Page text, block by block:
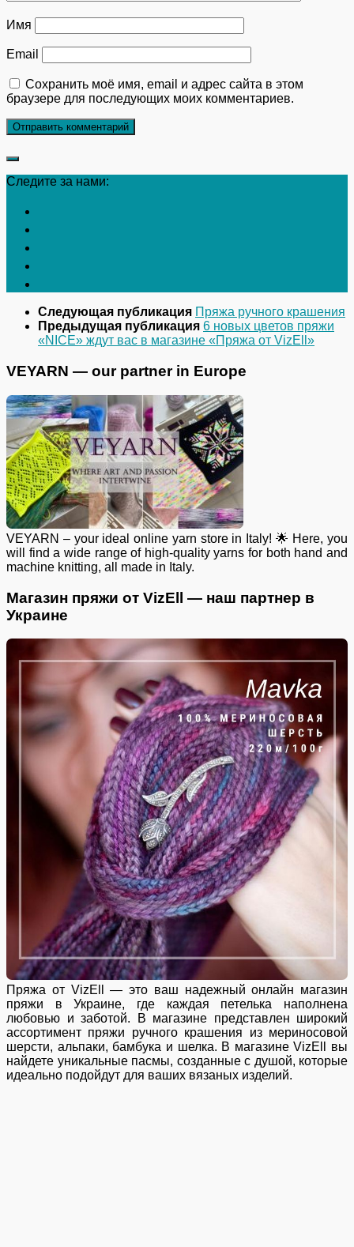
Имя
Email
Сохранить моё имя, email и адрес сайта в этом
браузере для последующих моих комментариев.
Следите за нами:
Следующая публикация Пряжа ручного крашения
Предыдущая публикация 6 новых цветов пряжи
«NICE» ждут вас в магазине «Пряжа от VizEll»
VEYARN — our partner in Europe
VEYARN – your ideal online yarn store in Italy! 🌟 Here, you
will find a wide range of high-quality yarns for both hand and
machine knitting, all made in Italy.
Магазин пряжи от VizEll — наш партнер в
Украине
Пряжа от VizEll — это ваш надежный онлайн магазин
пряжи в Украине, где каждая петелька наполнена
любовью и заботой. В магазине представлен широкий
ассортимент пряжи ручного крашения из мериносовой
шерсти, альпаки, бамбука и шелка. В магазине VizEll вы
найдете уникальные пасмы, созданные с душой, которые
идеально подойдут для ваших вязаных изделий.